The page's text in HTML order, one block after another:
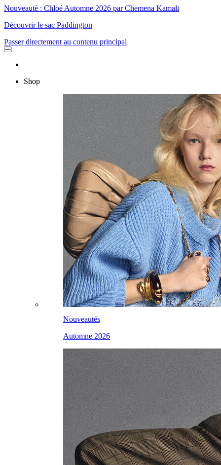
Nouveauté : Chloé Automne 2026 par Chemena Kamali
Découvrir le sac Paddington
Passer directement au contenu principal
Shop
Nouveautés
Automne 2026